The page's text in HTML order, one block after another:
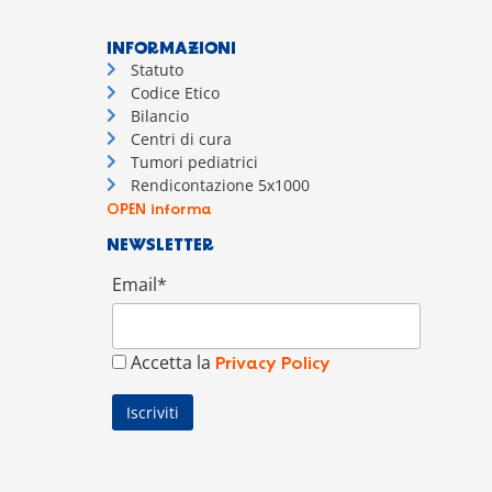
INFORMAZIONI
Statuto
Codice Etico
Bilancio
Centri di cura
Tumori pediatrici
Rendicontazione 5x1000
OPEN informa
NEWSLETTER
Email*
Accetta la Privacy Policy